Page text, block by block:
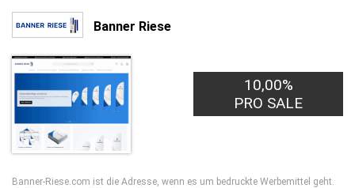
Banner Riese
10,00%
PRO SALE
Banner-Riese.com ist die Adresse, wenn es um bedruckte Werbemittel geht.